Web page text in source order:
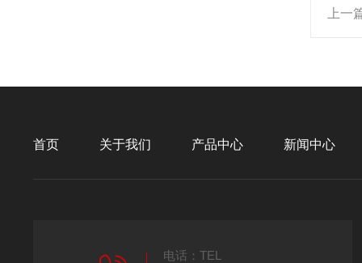
上一
首页 关于我们 产品中心 新闻中心
电话：TEL